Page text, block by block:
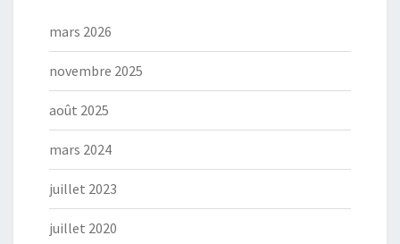
mars 2026
novembre 2025
août 2025
mars 2024
juillet 2023
juillet 2020